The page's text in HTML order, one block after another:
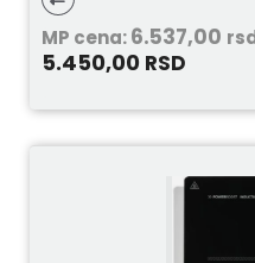
MP cena:6.537,00
5.450,00 RSD